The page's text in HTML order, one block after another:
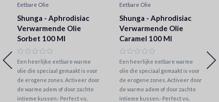
Eetbare Olie
Shunga - Aphrodisiac
Verwarmende Olie
Sorbet 100 Ml
Een heerlijke eetbare warme
olie die speciaal gemaakt is voor
de erogene zones. Activeer door
de warme adem of door zachte
intieme kussen.- Perfect vo..
Eetbare Olie
Shunga - Aphrodisiac
Verwarmende Olie
Caramel 100 Ml
Een heerlijke eetbare warme
olie die speciaal gemaakt is voor
de erogene zones. Activeer door
de warme adem of door zachte
intieme kussen.- Perfect vo..